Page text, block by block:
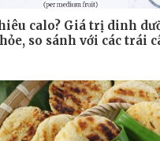
calo? Giá trị dinh
so sánh với các trái